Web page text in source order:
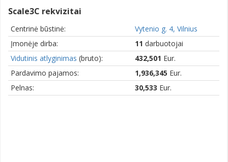
Scale3C rekvizitai
Centrinė būstinė:
Vytenio g. 4, Vilnius
Įmonėje dirba:
11 darbuotojai
Vidutinis atlyginimas (bruto): 432,501 Eur.
Pardavimo pajamos:
1,936,345 Eur.
Pelnas:
30,533 Eur.